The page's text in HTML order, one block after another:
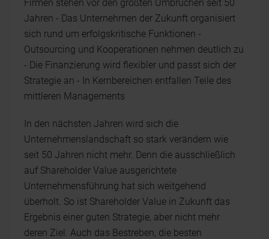
Firmen stehen vor den größten Umbrüchen seit 50
Jahren - Das Unternehmen der Zukunft organisiert
sich rund um erfolgskritische Funktionen -
Outsourcing und Kooperationen nehmen deutlich zu
- Die Finanzierung wird flexibler und passt sich der
Strategie an - In Kernbereichen entfallen Teile des
mittleren Managements
In den nächsten Jahren wird sich die
Unternehmenslandschaft so stark verändern wie
seit 50 Jahren nicht mehr. Denn die ausschließlich
auf Shareholder Value ausgerichtete
Unternehmensführung hat sich weitgehend
überholt. So ist Shareholder Value in Zukunft das
Ergebnis einer guten Strategie, aber nicht mehr
deren Ziel. Auch das Bestreben, die besten